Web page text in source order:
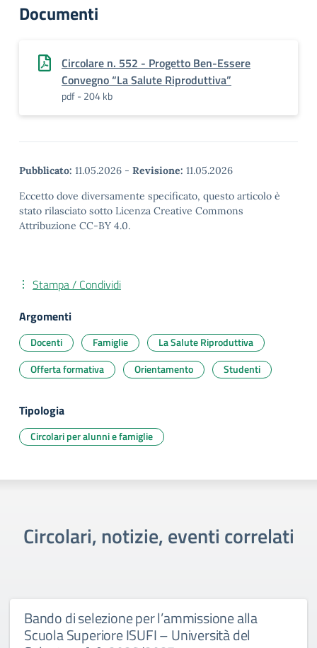
Documenti
Circolare n. 552 - Progetto Ben-Essere
Convegno “La Salute Riproduttiva”
pdf - 204 kb
Pubblicato: 11.05.2026 - Revisione: 11.05.2026
Eccetto dove diversamente specificato, questo articolo è
stato rilasciato sotto Licenza Creative Commons
Attribuzione CC-BY 4.0.
Stampa / Condividi
Argomenti
Docenti Famiglie
La Salute Riproduttiva
Offerta formativa
Orientamento Studenti
Tipologia
Circolari per alunni e famiglie
Circolari, notizie, eventi correlati
Bando di selezione per l’ammissione alla
Scuola Superiore ISUFI – Università del